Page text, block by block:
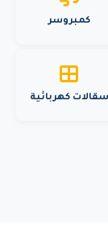
كمبروسر
سقالات كهربائية